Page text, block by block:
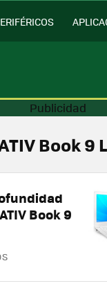
Book 9
Book 9